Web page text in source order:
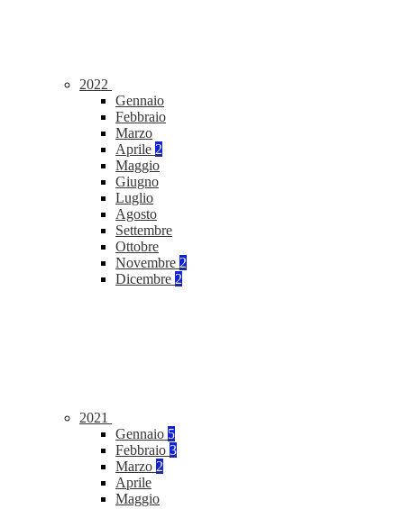
2022
Gennaio
Febbraio
Marzo
Aprile 2
Maggio
Giugno
Luglio
Agosto
Settembre
Ottobre
Novembre 2
Dicembre 2
2021
Gennaio 5
Febbraio 3
Marzo 2
Aprile
Maggio